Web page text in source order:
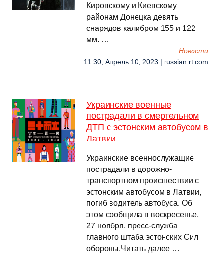
Кировскому и Киевскому
районам Донецка девять
снарядов калибром 155 и 122
мм. …
Новости
11:30, Апрель 10, 2023 | russian.rt.com
Украинские военные
пострадали в смертельном
ДТП с эстонским автобусом в
Латвии
Украинские военнослужащие
пострадали в дорожно-
транспортном происшествии с
эстонским автобусом в Латвии,
погиб водитель автобуса. Об
этом сообщила в воскресенье,
27 ноября, пресс-служба
главного штаба эстонских Сил
обороны.Читать далее …